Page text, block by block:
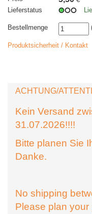
Lieferstatus
Bestellmenge
Produktsicherheit / Kontakt
ACHTUNG/
Kein Versand
31.07.2026!!!!
Bitte planen Sie
Danke.
No shipping
Please plan